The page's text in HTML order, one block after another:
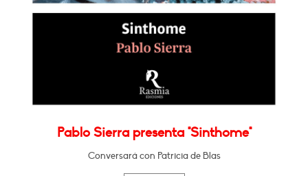
Pablo Sierra presenta "Sinthome"
Conversará con Patricia de Blas